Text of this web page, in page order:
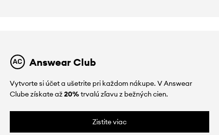
Answear Club
Vytvorte si účet a ušetrite pri každom nákupe. V Answear
Clube získate až20%trvalú zľavu z bežných cien.
Zistite viac